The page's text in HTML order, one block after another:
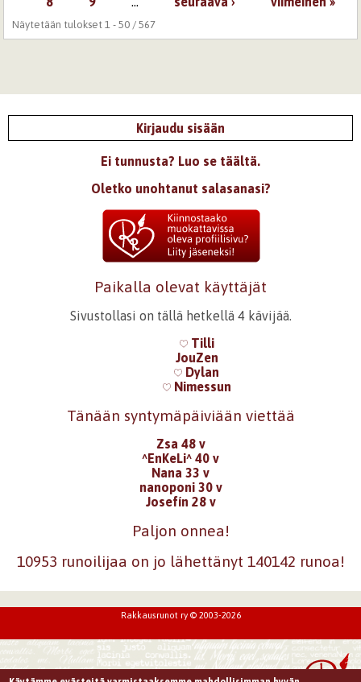
Näytetään tulokset 1 - 50 / 567
Kirjaudu sisään
Ei tunnusta? Luo se täältä.
Oletko unohtanut salasanasi?
Paikalla olevat käyttäjät
Sivustollasi on tällä hetkellä 4 kävijää.
Tilli
JouZen
Dylan
Nimessun
Tänään syntymäpäiviään viettää
Zsa 48 v
^EnKeLi^ 40 v
Nana 33 v
nanoponi 30 v
Josefín 28 v
Paljon onnea!
10953 runoilijaa on jo lähettänyt 140142 runoa!
Rakkausrunot ry © 2003-2026